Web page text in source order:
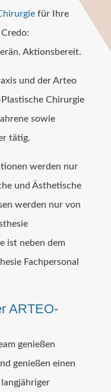
für Ihre
Aktionsbereit.
und der Arteo
Chirurgie
sowie
tätig.
werden nur
und Ästhetische
werden nur von
ist neben dem
Fachpersonal
ARTEO-
genießen
genießen einen